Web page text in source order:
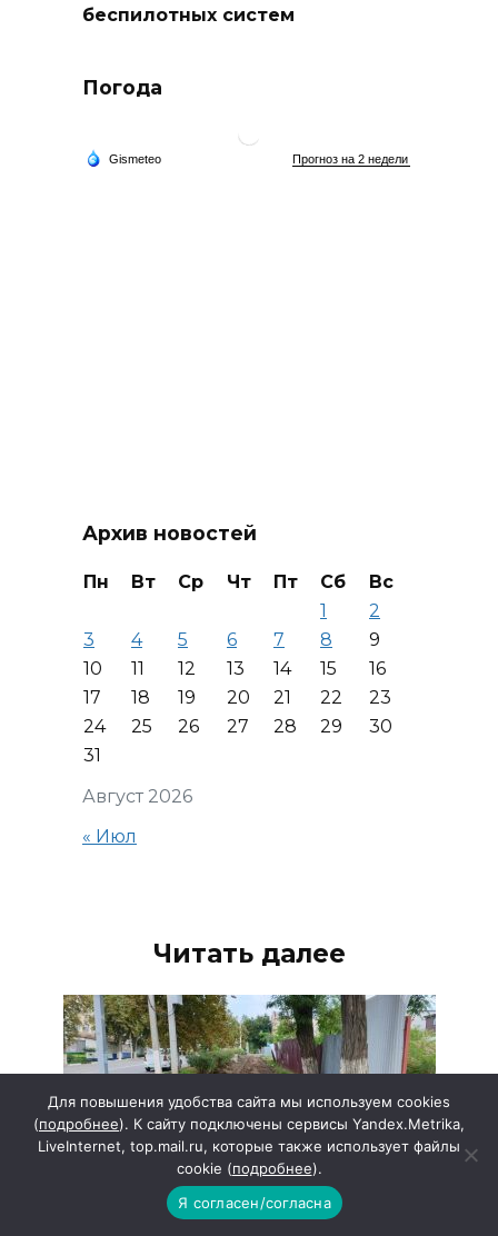
беспилотных систем
Погода
Архив новостей
Август 2026
Пн Вт Ср Чт Пт Сб
Вс
1
2
3
4 5 6 7 8
9
10
11 12 13 14 15
16
17
18 19 20 21 22
23
24
25 26 27 28 29
30
31
« Июл
Читать далее
Для повышения удобства сайта мы используем cookies
(подробнее). К сайту подключены сервисы Yandex.Metrika,
LiveInternet, top.mail.ru, которые также использует файлы
cookie (подробнее).
Я согласен/согласна